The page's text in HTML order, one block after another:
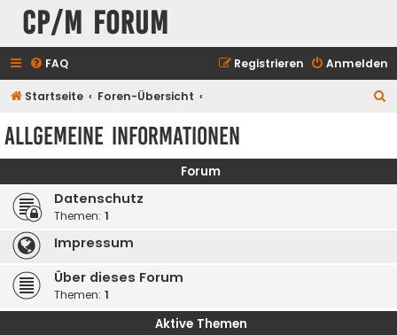
CP/M Forum
FAQ Anmelden
Registrieren
Startseite Foren-Übersicht
e
Allgemeine Informationen
Forum
Datenschutz
Themen: 1
Impressum
Über dieses Forum
Themen: 1
Aktive Themen